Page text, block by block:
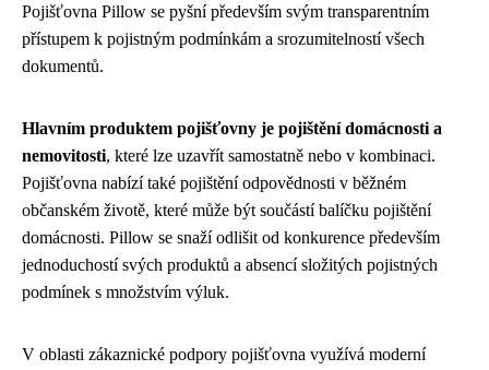
Pojišťovna Pillow se pyšní především svým transparentním
přístupem k pojistným podmínkám a srozumitelností všech
dokumentů.
Hlavním produktem pojišťovny je pojištění domácnosti a
nemovitosti, které lze uzavřít samostatně nebo v kombinaci.
Pojišťovna nabízí také pojištění odpovědnosti v běžném
občanském životě, které může být součástí balíčku pojištění
domácnosti. Pillow se snaží odlišit od konkurence především
jednoduchostí svých produktů a absencí složitých pojistných
podmínek s množstvím výluk.
V oblasti zákaznické podpory pojišťovna využívá moderní